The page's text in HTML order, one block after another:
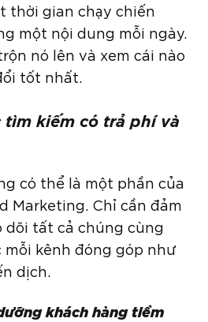
thời gian chạy chiến
một nội dung mỗi ngày.
nó lên và xem cái nào
tốt nhất.
tìm kiếm có trả phí và
có thể là một phần của
Marketing. Chỉ cần đảm
dõi tất cả chúng cùng
kênh đóng góp như
dịch.
khách hàng tiềm